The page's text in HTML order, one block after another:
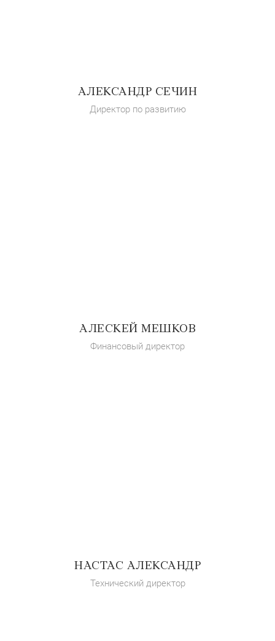
АЛЕКСАНДР СЕЧИН
Директор по развитию
АЛЕСКЕЙ МЕШКОВ
Финансовый директор
НАСТАС АЛЕКСАНДР
Технический директор